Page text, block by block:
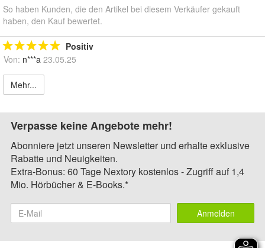
So haben Kunden, die den Artikel bei diesem Verkäufer gekauft
haben, den Kauf bewertet.
Positiv
Von: n***a 23.05.25
Mehr...
Verpasse keine Angebote mehr!
Abonniere jetzt unseren Newsletter und erhalte exklusive
Rabatte und Neuigkeiten.
Extra-Bonus: 60 Tage Nextory kostenlos - Zugriff auf 1,4
Mio. Hörbücher & E-Books.*
Anmelden